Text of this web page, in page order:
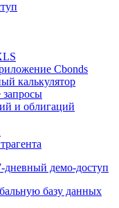
Cbonds
калькулятор
и облигаций
дневный демо-доступ
базу данных